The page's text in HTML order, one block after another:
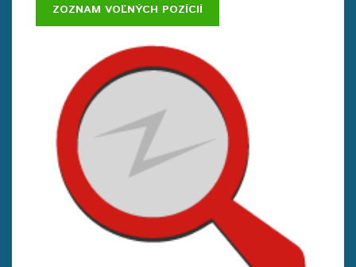
ZOZNAM VOĽNÝCH POZÍCIÍ